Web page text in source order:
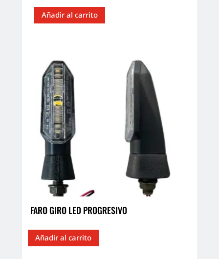
Añadir al carrito
FARO GIRO LED PROGRESIVO
Añadir al carrito